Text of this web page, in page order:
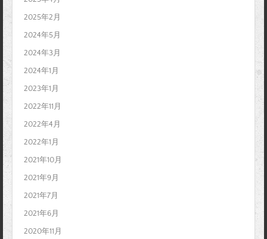
2025年2月
2024年5月
2024年3月
2024年1月
2023年1月
2022年11月
2022年4月
2022年1月
2021年10月
2021年9月
2021年7月
2021年6月
2020年11月